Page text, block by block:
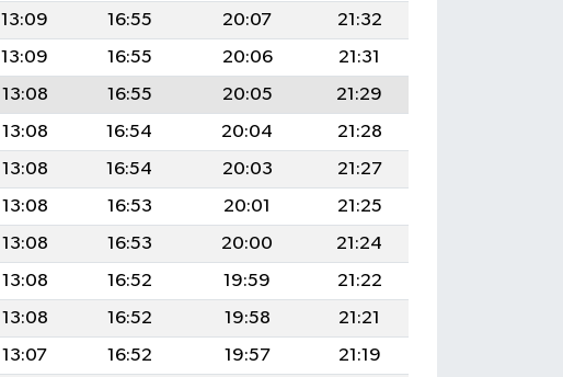
13:09 16:55 20:07
21:32
13:09 16:55 20:06
21:31
13:08 16:55 20:05
21:29
13:08 16:54 20:04
21:28
13:08 16:54 20:03
21:27
13:08 16:53 20:01
21:25
13:08 16:53 20:00
21:24
13:08 16:52 19:59
21:22
13:08 16:52 19:58
21:21
13:07 16:52 19:57
21:19